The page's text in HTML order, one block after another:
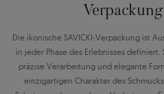
Die ikonische SAVICKI-Verpackung ist
in jeder Phase des Erlebnisses
präzise Verarbeitung und elegante
einzigartigen Charakter des